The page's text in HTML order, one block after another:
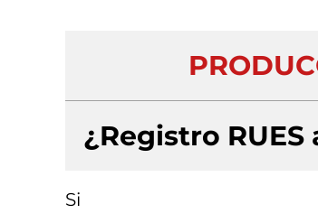
¿Registro RUES
Si